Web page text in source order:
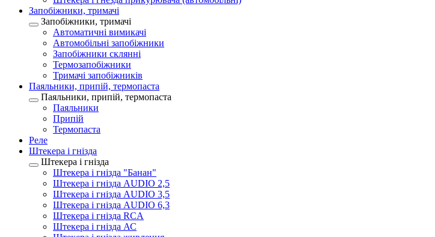
Запобіжники, тримачі
Запобіжники, тримачі
Автоматичні вимикачі
Автомобільні запобіжники
Запобіжники склянні
Термозапобіжники
Тримачі запобіжників
Паяльники, припій, термопаста
Паяльники, припій, термопаста
Паяльники
Припій
Термопаста
Реле
Штекера і гнізда
Штекера і гнізда
Штекера і гнізда "Банан"
Штекера і гнізда AUDIO 2,5
Штекера і гнізда AUDIO 3,5
Штекера і гнізда AUDIO 6,3
Штекера і гнізда RCA
Штекера і гнізда АС